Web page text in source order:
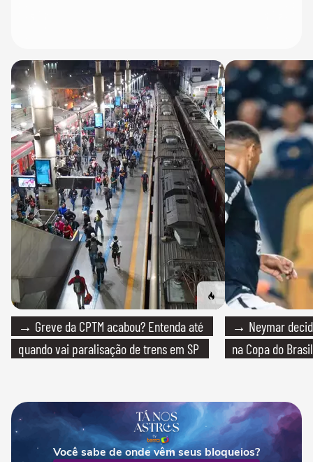
→ Greve da CPTM acabou? Entenda até
quando vai paralisação de trens em SP
→ Neymar
na Copa do Brasil
Você sabe de onde vêm seus bloqueios?